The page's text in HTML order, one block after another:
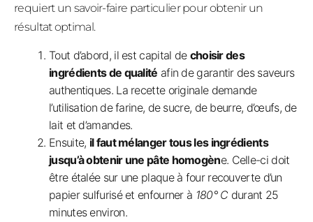
requiert un savoir-faire particulier pour obtenir un
résultat optimal.
Tout d’abord, il est capital de choisir des
ingrédients de qualité afin de garantir des saveurs
authentiques. La recette originale demande
l’utilisation de farine, de sucre, de beurre, d’œufs, de
lait et d’amandes.
Ensuite, il faut mélanger tous les ingrédients
jusqu’à obtenir une pâte homogène. Celle-ci doit
être étalée sur une plaque à four recouverte d’un
papier sulfurisé et enfourner à 180° Cdurant 25
minutes environ.